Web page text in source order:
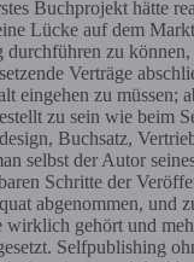
Buchprojekt hätte
Lücke auf dem
zu können,
Verträge
eingehen zu müssen;
zu sein wie beim
Buchsatz,
selbst der Autor
Schritte der
abgenommen, und
wirklich gehört und
Selfpublishing